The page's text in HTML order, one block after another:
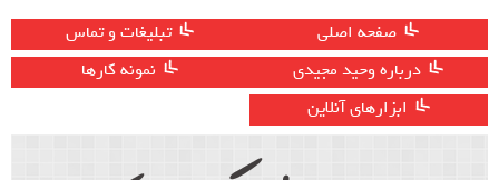
صفحه اصلی
تبلیغات و تماس
درباره وحید مجیدی
نمونه کارها
ابزارهای آنلاین